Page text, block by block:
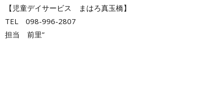
【児童デイサービス まはろ真玉橋】
TEL 098-996-2807
担当 前里”